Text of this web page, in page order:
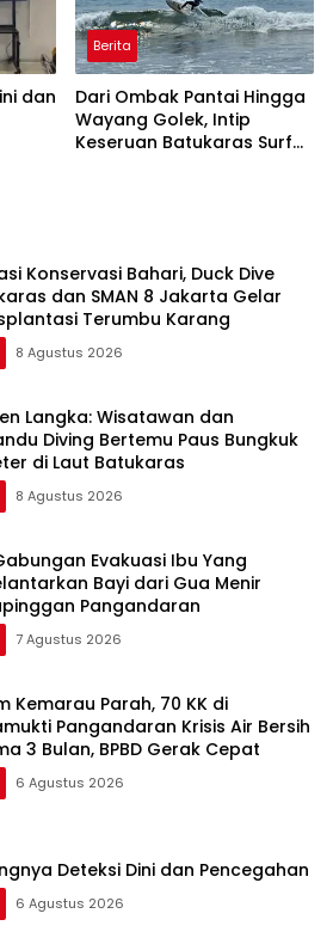
dan
Berita
Dari Ombak Pantai Hingga
Wayang Golek, Intip
Keseruan Batukaras Surf
Konservasi Bahari, Duck Dive
dan SMAN 8 Jakarta Gelar
Terumbu Karang
8 Agustus 2026
Langka: Wisatawan dan
Diving Bertemu Paus Bungkuk
di Laut Batukaras
8 Agustus 2026
Evakuasi Ibu Yang
Bayi dari Gua Menir
Pangandaran
7 Agustus 2026
Kemarau Parah, 70 KK di
Pangandaran Krisis Air Bersih
3 Bulan, BPBD Gerak Cepat
6 Agustus 2026
Deteksi Dini dan Pencegahan
6 Agustus 2026